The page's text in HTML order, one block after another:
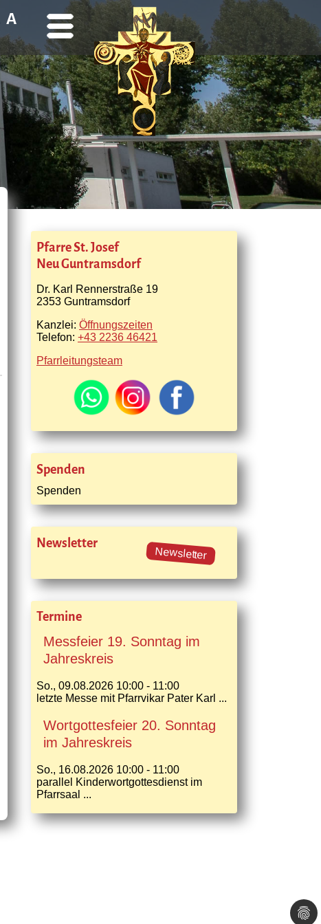
A
Pfarre St. Josef
Neu Guntramsdorf
Dr. Karl Rennerstraße 19
2353 Guntramsdorf
Kanzlei: Öffnungszeiten
Telefon: +43 2236 46421
Pfarrleitungsteam
Spenden
Spenden
Newsletter
Newsletter
Termine
Messfeier 19. Sonntag im
Jahreskreis
So., 09.08.2026 10:00 - 11:00
letzte Messe mit Pfarrvikar Pater Karl ...
Wortgottesfeier 20. Sonntag
im Jahreskreis
So., 16.08.2026 10:00 - 11:00
parallel Kinderwortgottesdienst im
Pfarrsaal ...